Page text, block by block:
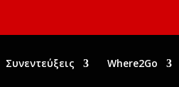
Συνεντεύξεις Where2Go